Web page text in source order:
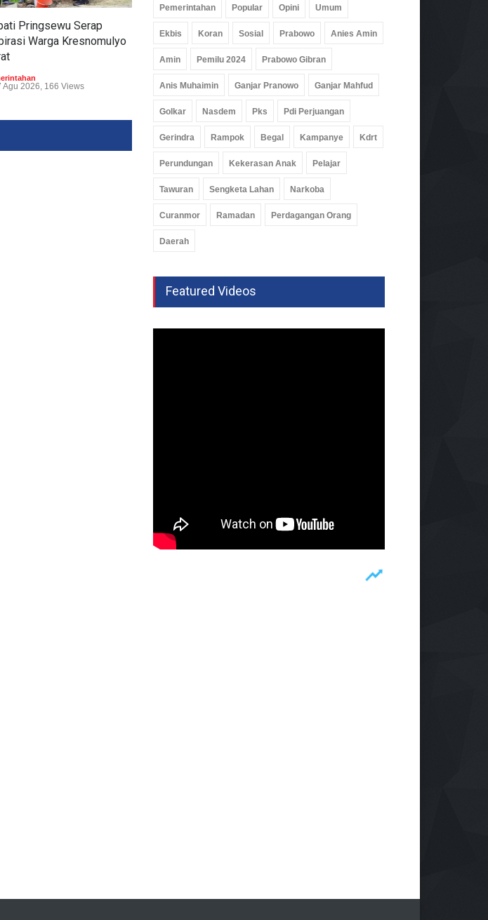
Pringsewu Serap
Warga Kresnomulyo
Agu 2026, 166 Views
Pemerintahan
Pemerintahan Popular Opini Umum
Ekbis Koran Sosial Prabowo Anies Amin
Amin Pemilu 2024 Prabowo Gibran
Anis Muhaimin Ganjar Pranowo Ganjar Mahfud
Golkar Nasdem Pks Pdi Perjuangan
Gerindra Rampok Begal Kampanye Kdrt
Perundungan Kekerasan Anak Pelajar
Tawuran Sengketa Lahan Narkoba
Curanmor Ramadan Perdagangan Orang
Daerah
Featured Videos